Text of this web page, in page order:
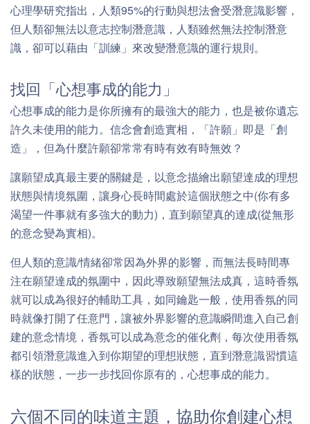
心理學研究指出，人類95%的行動與想法會受潛意識影響，
但人類卻無法以意志控制潛意識，人類雖然無法控制潛意
識，卻可以藉由「訓練」來改變潛意識的運行規則。
找回「心想事成的能力」
心想事成的能力是你所擁有的最強大的能力，也是被你遺忘
許久未使用的能力。信念會創造實相，「許願」即是「創
造」，但為什麼許願卻常常有時有效有時無效？
讓願望成真最主要的關鍵是，以意念描繪出願望達成的理想
狀態與情境氛圍，讓身心長時間處於這個狀態之中(你有多
渴望一件事就有多強大的動力)，直到願望真的達成(從無形
的意念變為實相)。
但人類的意識/情緒卻常因為外界的影響，而無法長時間專
注在願望達成的氛圍中，因此導致願望無法成真，這時香氛
就可以成為很好的輔助工具，如同鑰匙一般，使用香氛的同
時就像打開了任意門，讓被外界影響的意識瞬間進入自己創
建的意念情境，香氛可以成為意念的催化劑，每次使用香氛
都引領潛意識進入到你期望的理想狀態，直到潛意識習慣這
樣的狀態，一步一步找回你原有的，心想事成的能力。
六個不同的味道主題，協助你創建心想